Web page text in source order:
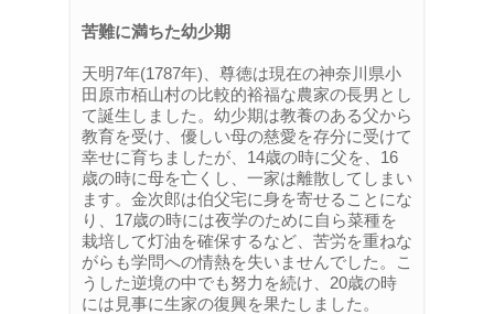
苦難に満ちた幼少期
天明7年(1787年)、尊徳は現在の神奈川県小
田原市栢山村の比較的裕福な農家の長男とし
て誕生しました。幼少期は教養のある父から
教育を受け、優しい母の慈愛を存分に受けて
幸せに育ちましたが、14歳の時に父を、16
歳の時に母を亡くし、一家は離散してしまい
ます。金次郎は伯父宅に身を寄せることにな
り、17歳の時には夜学のために自ら菜種を
栽培して灯油を確保するなど、苦労を重ねな
がらも学問への情熱を失いませんでした。こ
うした逆境の中でも努力を続け、20歳の時
には見事に生家の復興を果たしました。